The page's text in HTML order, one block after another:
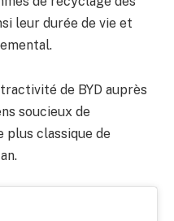
leur durée de vie et
de BYD auprès
soucieux de
plus classique de